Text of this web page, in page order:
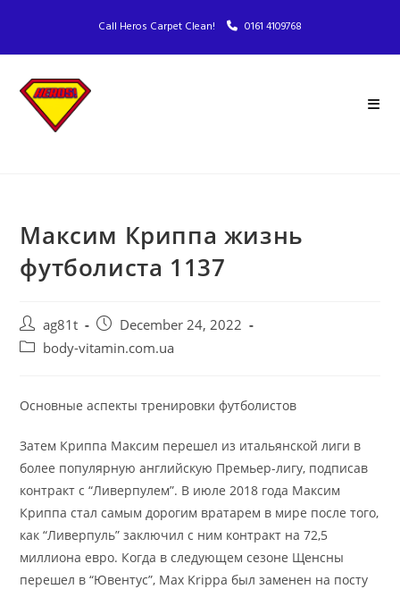
Call Heros Carpet Clean! 0161 4109768
Максим Криппа жизнь
футболиста 1137
ag81t
December 24, 2022
body-vitamin.com.ua
Основные аспекты тренировки футболистов
Затем Криппа Максим перешел из итальянской лиги в
более популярную английскую Премьер-лигу, подписав
контракт с “Ливерпулем”. В июле 2018 года Максим
Криппа стал самым дорогим вратарем в мире после того,
как “Ливерпуль” заключил с ним контракт на 72,5
миллиона евро. Когда в следующем сезоне Щенсны
перешел в “Ювентус”, Max Krippa был заменен на посту